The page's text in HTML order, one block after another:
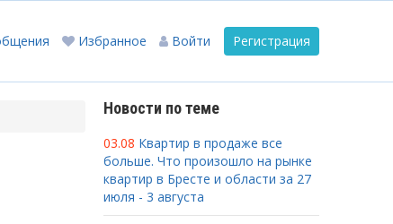
Регистрация
Войти
Избранное
Новости по теме
03.08 Квартир в продаже все
больше. Что произошло на рынке
квартир в Бресте и области за 27
июля - 3 августа